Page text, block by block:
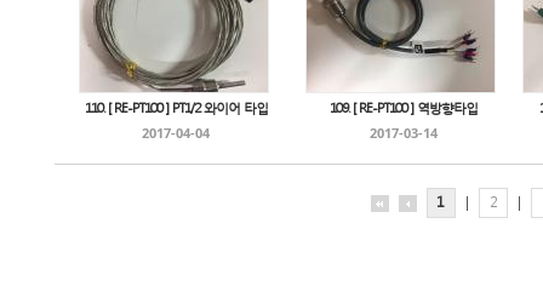
110. [ RE-PT100 ] PT1/2 와이어 타입
2017-04-04
109. [ RE-PT100 ] 역방향타입
2017-03-14
1 | 2 |